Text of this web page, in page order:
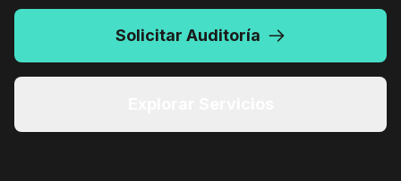
CAM.INT.2B
Solicitar Auditoría